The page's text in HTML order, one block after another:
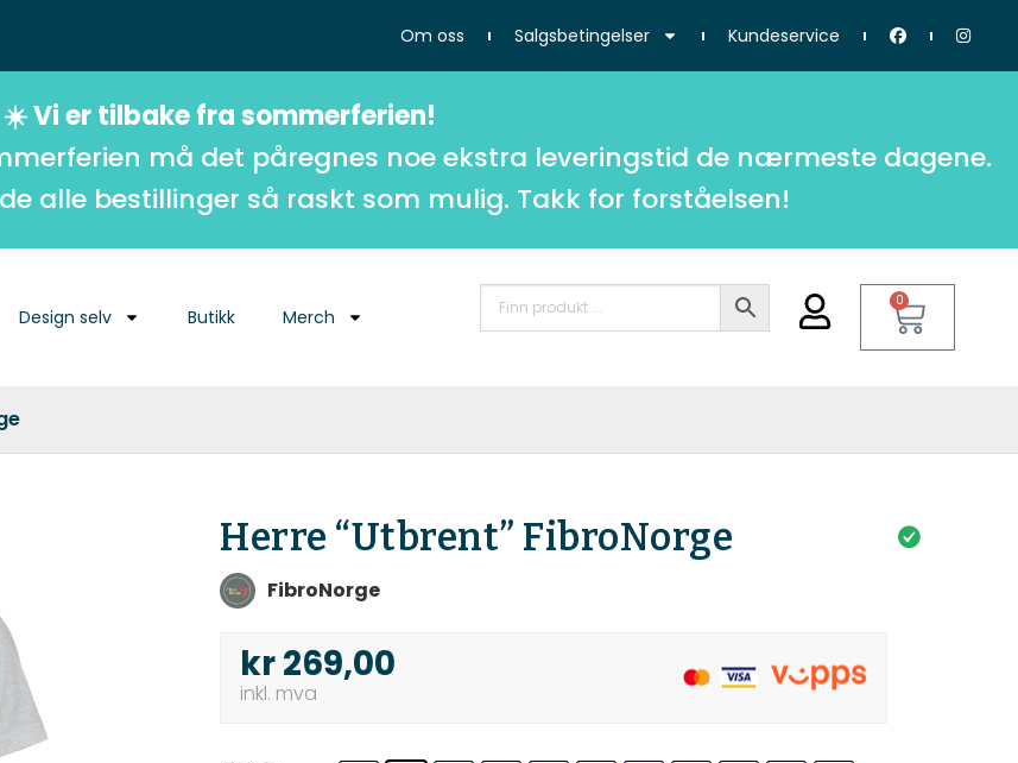
Om oss Salgsbetingelser Kundeservice
☀️ Vi er tilbake fra sommerferien!
må det påregnes noe ekstra leveringstid de nærmeste dagene.
alle bestillinger så raskt som mulig. Takk for forståelsen!
Design selv Butikk Merch
0
Herre “Utbrent” FibroNorge
FibroNorge
kr269,00